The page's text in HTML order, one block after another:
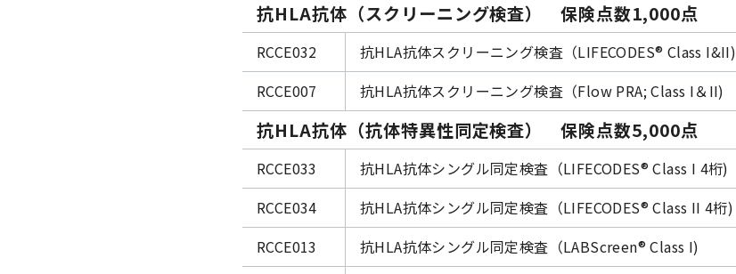
抗HLA抗体（スクリーニング検査） 保険点数1,000点
RCCE032 抗HLA抗体スクリーニング検査（LIFECODES® Class I&II)
RCCE007
抗HLA抗体スクリーニング検査（Flow PRA; Class I＆II)
抗HLA抗体（抗体特異性同定検査） 保険点数5,000点
RCCE033 抗HLA抗体シングル同定検査（LIFECODES® Class I 4桁)
RCCE034
抗HLA抗体シングル同定検査（LIFECODES® Class II 4桁)
RCCE013
抗HLA抗体シングル同定検査（LABScreen® Class I)